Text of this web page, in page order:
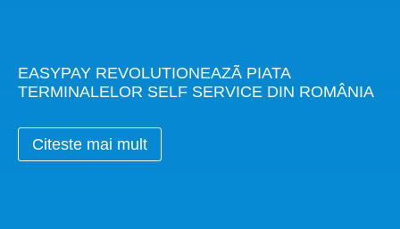
EASYPAY REVOLUTIONEAZÃ PIATA
TERMINALELOR SELF SERVICE DIN ROMÂNIA
Citeste mai mult